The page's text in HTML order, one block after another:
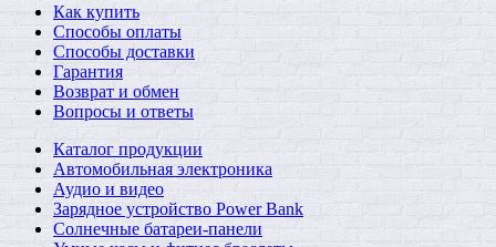
Как купить
Способы оплаты
Способы доставки
Гарантия
Возврат и обмен
Вопросы и ответы
Каталог продукции
Автомобильная электроника
Аудио и видео
Зарядное устройство Power Bank
Солнечные батареи-панели